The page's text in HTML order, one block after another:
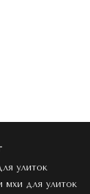
улиток
мхи для улиток